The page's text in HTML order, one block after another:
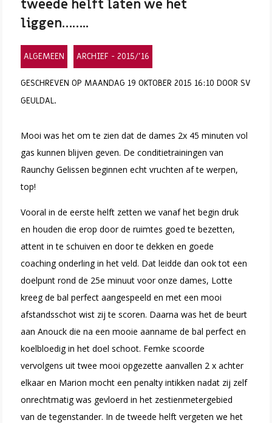
tweede helft laten we het
liggen……..
ALGEMEEN ARCHIEF - 2015/'16
GESCHREVEN OP MAANDAG 19 OKTOBER 2015 16:10 DOOR SV
GEULDAL.
Mooi was het om te zien dat de dames 2x 45 minuten vol
gas kunnen blijven geven. De conditietrainingen van
Raunchy Gelissen beginnen echt vruchten af te werpen,
top!
Vooral in de eerste helft zetten we vanaf het begin druk
en houden die erop door de ruimtes goed te bezetten,
attent in te schuiven en door te dekken en goede
coaching onderling in het veld. Dat leidde dan ook tot een
doelpunt rond de 25e minuut voor onze dames, Lotte
kreeg de bal perfect aangespeeld en met een mooi
afstandsschot wist zij te scoren. Daarna was het de beurt
aan Anouck die na een mooie aanname de bal perfect en
koelbloedig in het doel schoot. Femke scoorde
vervolgens uit twee mooi opgezette aanvallen 2 x achter
elkaar en Marion mocht een penalty intikken nadat zij zelf
onrechtmatig was gevloerd in het zestienmetergebied
van de tegenstander. In de tweede helft vergeten we het